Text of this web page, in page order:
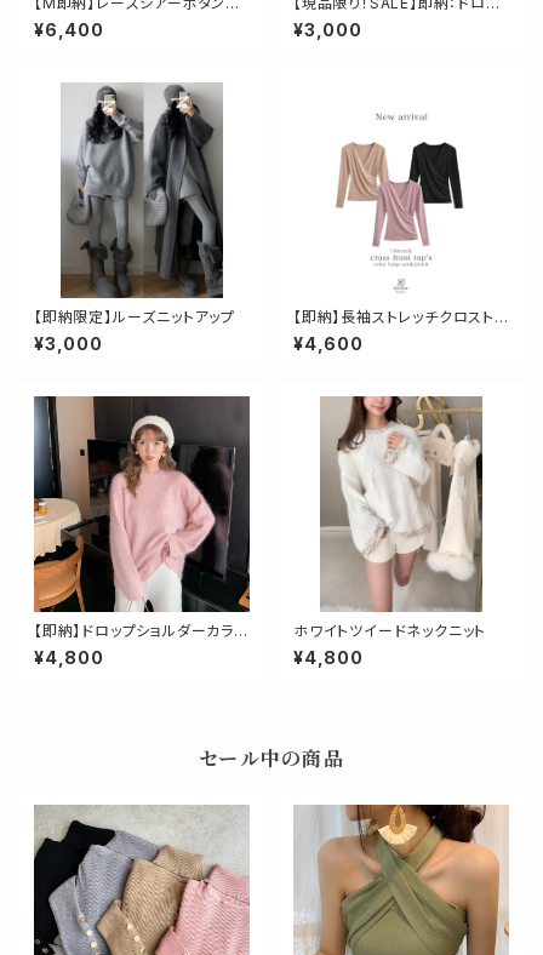
ップス
¥6,400
プショルダーカラーニット
¥3,000
【即納限定】ルーズニットアップ
¥3,000
【即納】長袖ストレッチクロストッ
プス
¥4,600
【即納】ドロップショルダーカラー
ニット
¥4,800
ホワイトツイードネックニット
¥4,800
セール中の商品